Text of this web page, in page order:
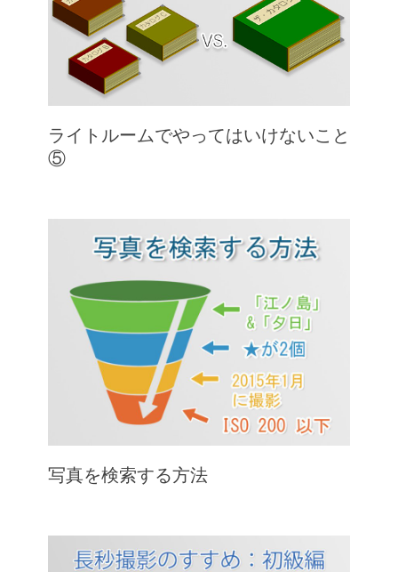
ライトルームでやってはいけないこと
⑤
写真を検索する方法